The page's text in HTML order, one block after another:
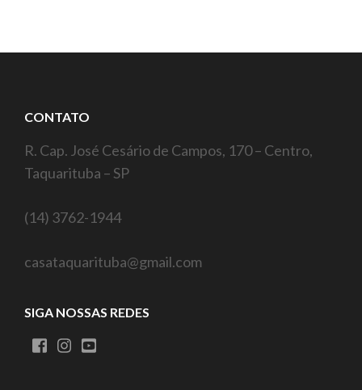
CONTATO
R. Cap. José Cesário de Campos, 170 – Centro,
Taquarituba – SP
(14) 3762-1944
casataquarituba@gmail.com
SIGA NOSSAS REDES